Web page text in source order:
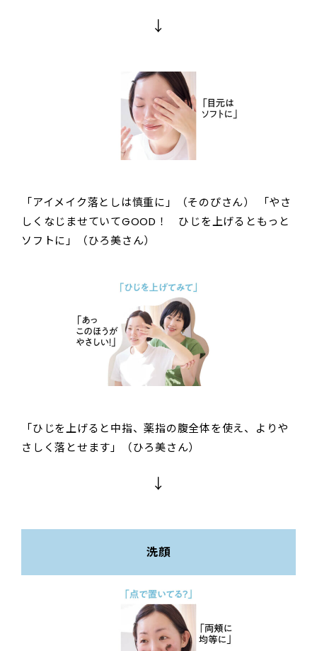
↓
「アイメイク落としは慎重に」（そのぴさん） 「やさ
しくなじませていてGOOD！ ひじを上げるともっと
ソフトに」（ひろ美さん）
「ひじを上げると中指、薬指の腹全体を使え、よりや
さしく落とせます」（ひろ美さん）
↓
洗顔